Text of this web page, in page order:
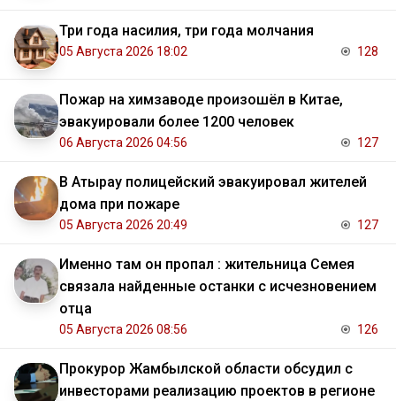
Три года насилия, три года молчания
05 Августа 2026 18:02 128
Пожар на химзаводе произошёл в Китае,
эвакуировали более 1200 человек
06 Августа 2026 04:56 127
В Атырау полицейский эвакуировал жителей
дома при пожаре
05 Августа 2026 20:49 127
Именно там он пропал : жительница Семея
связала найденные останки с исчезновением
отца
05 Августа 2026 08:56 126
Прокурор Жамбылской области обсудил с
инвесторами реализацию проектов в регионе